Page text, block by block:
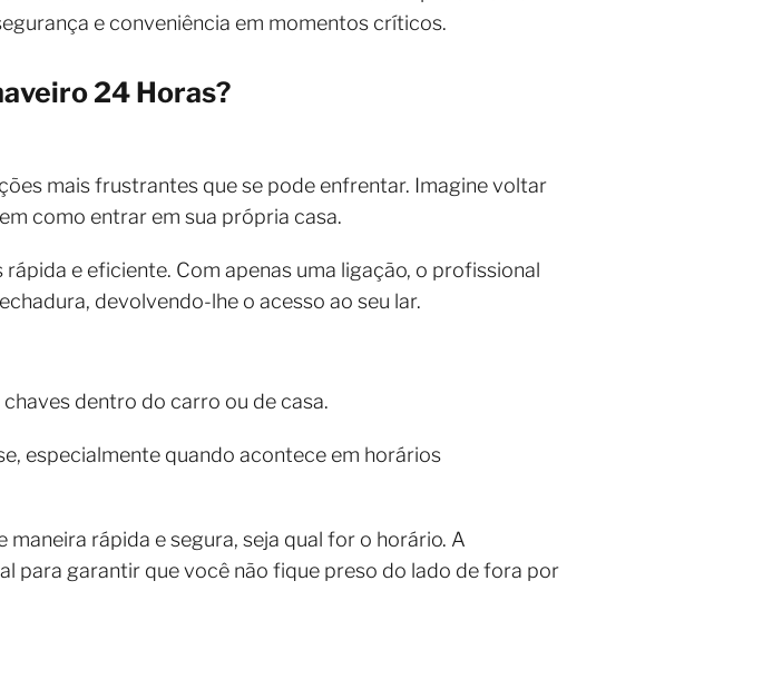
e conveniência em momentos críticos.
24 Horas?
mais frustrantes que se pode enfrentar. Imagine voltar
como entrar em sua própria casa.
rápida e eficiente. Com apenas uma ligação, o profissional
devolvendo-lhe o acesso ao seu lar.
dentro do carro ou de casa.
especialmente quando acontece em horários
rápida e segura, seja qual for o horário. A
para garantir que você não fique preso do lado de fora por